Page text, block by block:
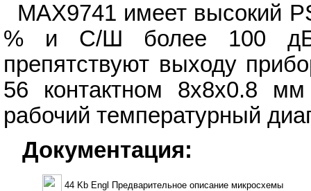
MAX9741 имеет высокий
% и С/Ш более 100
препятствуют выходу
56 контактном 8x8x0.8
рабочий температурный
Документация:
44 Kb Engl Предварительное описание микросхемы